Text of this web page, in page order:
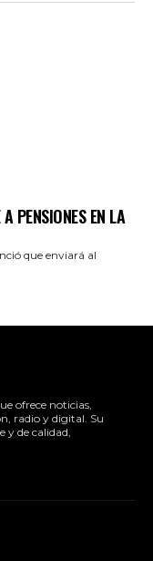
PENSIONES EN LA
que enviará al
ofrece noticias,
radio y digital. Su
y de calidad,